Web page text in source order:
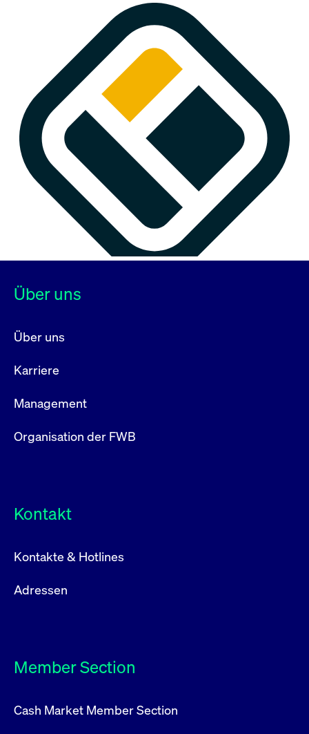
Über uns
Über uns
Karriere
Management
Organisation der FWB
Kontakt
Kontakte & Hotlines
Adressen
Member Section
Cash Market Member Section